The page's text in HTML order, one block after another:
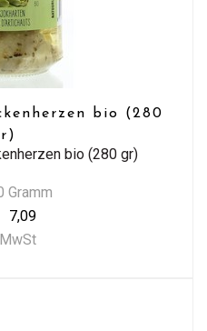
bio (280
bio (280 gr)
Gramm
7,09